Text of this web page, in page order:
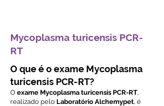
Mycoplasma turicensis PCR-
RT
O que é o exame Mycoplasma
turicensis PCR-RT?
O exame Mycoplasma turicensis PCR-RT,
realizado pelo Laboratório Alchemypet, é